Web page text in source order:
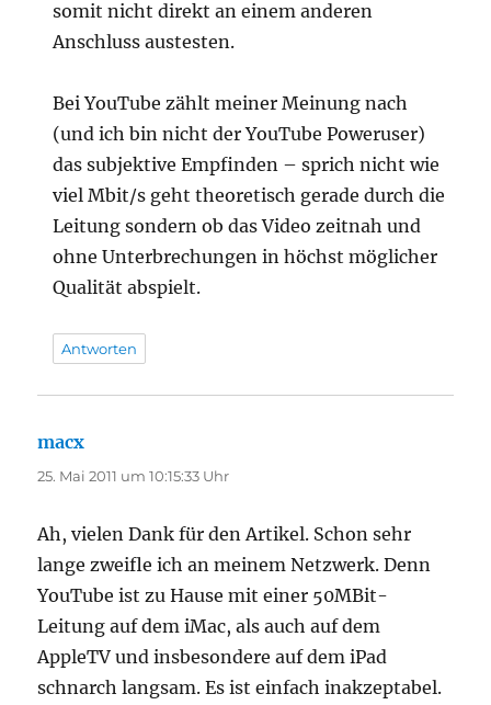
somit nicht direkt an einem anderen
Anschluss austesten.
Bei YouTube zählt meiner Meinung nach
(und ich bin nicht der YouTube Poweruser)
das subjektive Empfinden – sprich nicht wie
viel Mbit/s geht theoretisch gerade durch die
Leitung sondern ob das Video zeitnah und
ohne Unterbrechungen in höchst möglicher
Qualität abspielt.
Antworten
macx
25. Mai 2011 um 10:15:33 Uhr
Ah, vielen Dank für den Artikel. Schon sehr
lange zweifle ich an meinem Netzwerk. Denn
YouTube ist zu Hause mit einer 50MBit-
Leitung auf dem iMac, als auch auf dem
AppleTV und insbesondere auf dem iPad
schnarch langsam. Es ist einfach inakzeptabel.